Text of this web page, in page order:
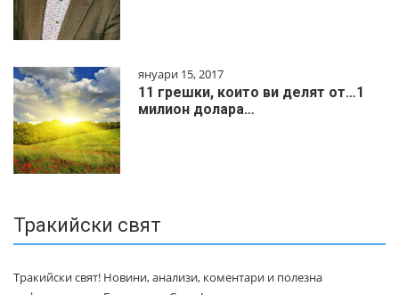
януари 15, 2017
11 грешки, които ви делят от…1
милиoн дoлapa…
Тракийски свят
Тракийски свят! Новини, анализи, коментари и полезна